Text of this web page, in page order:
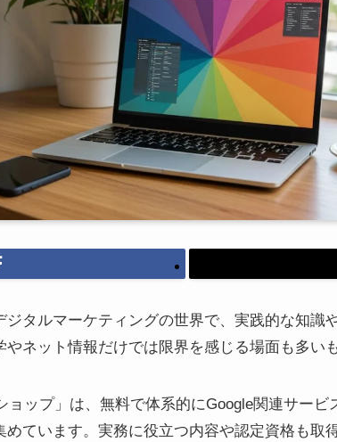
ジタルマーケティングの世界で、実践的な知識
ネット情報だけでは限界を感じる場面も多い
ョップ」は、無料で体系的にGoogle関連サー
めています。実務に役立つ内容や認定資格も取